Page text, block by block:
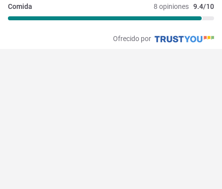
8 opiniones 9.4/10
Comida
Ofrecido por